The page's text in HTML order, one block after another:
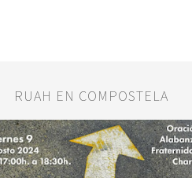
RUAH EN COMPOSTELA